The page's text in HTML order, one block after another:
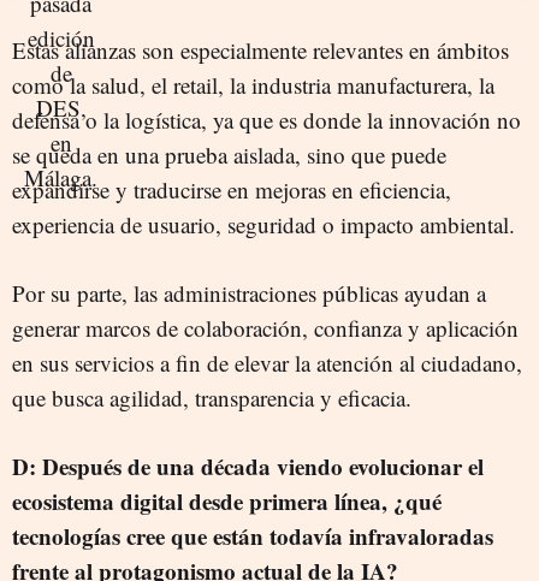
Estas alianzas son especialmente relevantes en ámbitos
como la salud, el retail, la industria manufacturera, la
defensa o la logística, ya que es donde la innovación no
se queda en una prueba aislada, sino que puede
expandirse y traducirse en mejoras en eficiencia,
experiencia de usuario, seguridad o impacto ambiental.
Por su parte, las administraciones públicas ayudan a
generar marcos de colaboración, confianza y aplicación
en sus servicios a fin de elevar la atención al ciudadano,
que busca agilidad, transparencia y eficacia.
D: Después de una década viendo evolucionar el
ecosistema digital desde primera línea, ¿qué
tecnologías cree que están todavía infravaloradas
frente al protagonismo actual de la IA?